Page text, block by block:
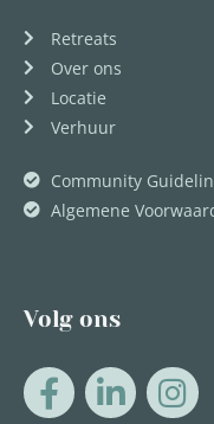
Retreats
Over ons
Locatie
Verhuur
Community
Algemene
Volg ons